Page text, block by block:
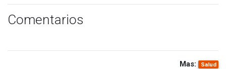
Comentarios
Mas: Salud